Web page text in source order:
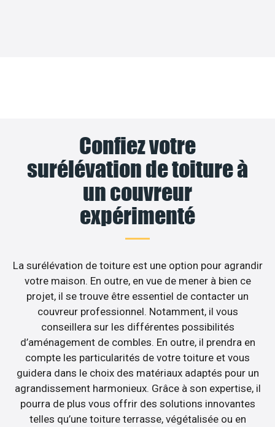
Confiez votre
surélévation de toiture à
un couvreur
expérimenté
La surélévation de toiture est une option pour agrandir
votre maison. En outre, en vue de mener à bien ce
projet, il se trouve être essentiel de contacter un
couvreur professionnel. Notamment, il vous
conseillera sur les différentes possibilités
d’aménagement de combles. En outre, il prendra en
compte les particularités de votre toiture et vous
guidera dans le choix des matériaux adaptés pour un
agrandissement harmonieux. Grâce à son expertise, il
pourra de plus vous offrir des solutions innovantes
telles qu’une toiture terrasse, végétalisée ou en